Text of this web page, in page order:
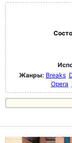
Жанры: Breaks
Opera